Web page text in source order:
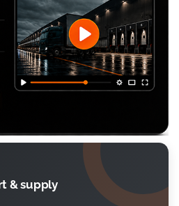
& supply